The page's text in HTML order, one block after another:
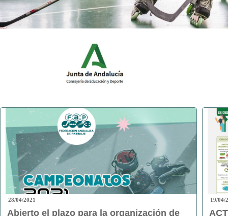
28/04/2021
Abierto el plazo para la organización de
19/04/